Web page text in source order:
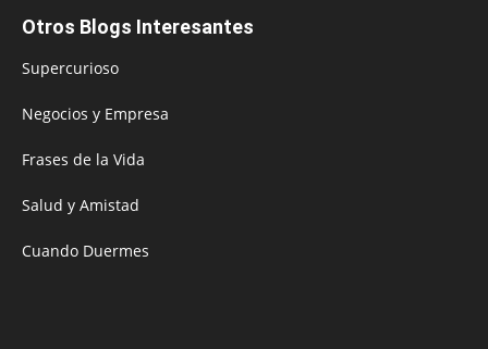
Otros Blogs Interesantes
Supercurioso
Negocios y Empresa
Frases de la Vida
Salud y Amistad
Cuando Duermes